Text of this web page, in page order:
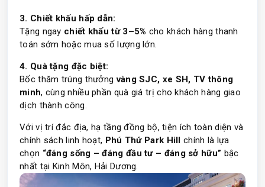
3. Chiết khấu hấp dẫn:
Tặng ngay chiết khấu từ 3–5% cho khách hàng thanh
toán sớm hoặc mua số lượng lớn.
4. Quà tặng đặc biệt:
Bốc thăm trúng thưởngvàng SJC, xe SH, TV thông
minh, cùng nhiều phần quà giá trị cho khách hàng giao
dịch thành công.
Với vị trí đắc địa, hạ tầng đồng bộ, tiện ích toàn diện và
chính sách linh hoạt, Phú Thứ Park Hill chính là lựa
chọn “đáng sống – đáng đầu tư – đáng sở hữu” bậc
nhất tại Kinh Môn, Hải Dương.